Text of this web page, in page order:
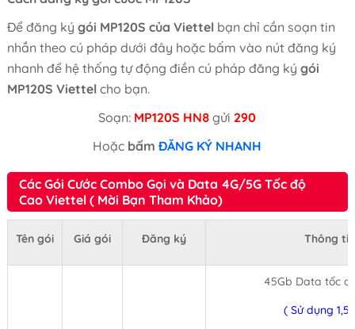
Để đăng ký gói MP120S của Viettel bạn chỉ cần soạn tin
nhắn theo cú pháp dưới đây hoặc bấm vào nút đăng ký
nhanh để hệ thống tự động điền cú pháp đăng ký gói
MP120S Viettel cho bạn.
Soạn: MP120S HN8 gửi290
Hoặc bấmĐĂNG KÝ NHANH
Các Gói Cước Combo Gọi và Data 4G/5G Tốc độ
Cao Viettel ( Mời Bạn Tham Khảo)
Tên gói Giá gói Đăng ký Thông
45Gb Data tốc
( Sử dụng